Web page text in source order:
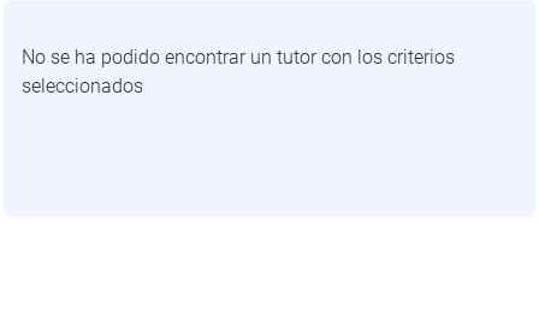
No se ha podido encontrar un tutor con los criterios
seleccionados